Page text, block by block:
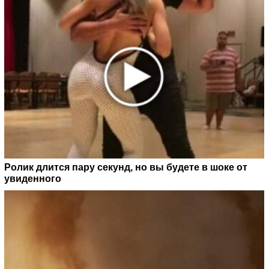
Ролик длится пару секунд, но вы будете в шоке от
увиденного